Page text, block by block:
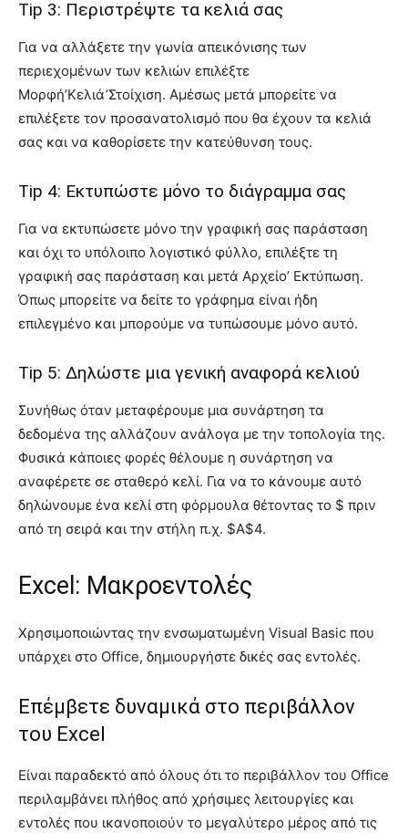
Tip 3: Περιστρέψτε τα κελιά σας
Για να αλλάξετε την γωνία απεικόνισης των
περιεχομένων των κελιών επιλέξτε
Μορφή’Κελιά’Στοίχιση. Αμέσως μετά μπορείτε να
επιλέξετε τον προσανατολισμό που θα έχουν τα κελιά
σας και να καθορίσετε την κατεύθυνση τους.
Tip 4: Εκτυπώστε μόνο το διάγραμμα σας
Για να εκτυπώσετε μόνο την γραφική σας παράσταση
και όχι το υπόλοιπο λογιστικό φύλλο, επιλέξτε τη
γραφική σας παράσταση και μετά Αρχείο’ Εκτύπωση.
Όπως μπορείτε να δείτε το γράφημα είναι ήδη
επιλεγμένο και μπορούμε να τυπώσουμε μόνο αυτό.
Tip 5: Δηλώστε μια γενική αναφορά κελιού
Συνήθως όταν μεταφέρουμε μια συνάρτηση τα
δεδομένα της αλλάζουν ανάλογα με την τοπολογία της.
Φυσικά κάποιες φορές θέλουμε η συνάρτηση να
αναφέρετε σε σταθερό κελί. Για να το κάνουμε αυτό
δηλώνουμε ένα κελί στη φόρμουλα θέτοντας το $ πριν
από τη σειρά και την στήλη π.χ. $Α$4.
Excel: Μακροεντολές
Χρησιμοποιώντας την ενσωματωμένη Visual Basic που
υπάρχει στο Office, δημιουργήστε δικές σας εντολές.
Επέμβετε δυναμικά στο περιβάλλον
του Excel
Είναι παραδεκτό από όλους ότι το περιβάλλον του Office
περιλαμβάνει πλήθος από χρήσιμες λειτουργίες και
εντολές που ικανοποιούν το μεγαλύτερο μέρος από τις